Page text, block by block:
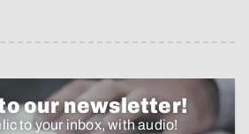
our newsletter!
to your inbox, with audio!